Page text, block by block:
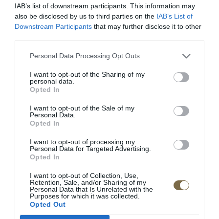
IAB’s list of downstream participants. This information may
also be disclosed by us to third parties on the IAB’s List of
Downstream Participants that may further disclose it to other
Personal Data Processing Opt Outs
I want to opt-out of the Sharing of my
personal data.
Opted In
I want to opt-out of the Sale of my
Personal Data.
Opted In
I want to opt-out of processing my
Personal Data for Targeted Advertising.
Opted In
I want to opt-out of Collection, Use,
Retention, Sale, and/or Sharing of my
Personal Data that Is Unrelated with the
Purposes for which it was collected.
Opted Out
Objímka
E14
IP krytie
IP20
Rodina
FLASH
Žiarovky súčasťou balenianie
Značka
GLOBO
Charakteristika
Farba materiálu svietidla chróm
Výška (cm)
Priemer (cm)
65,00
68546-5